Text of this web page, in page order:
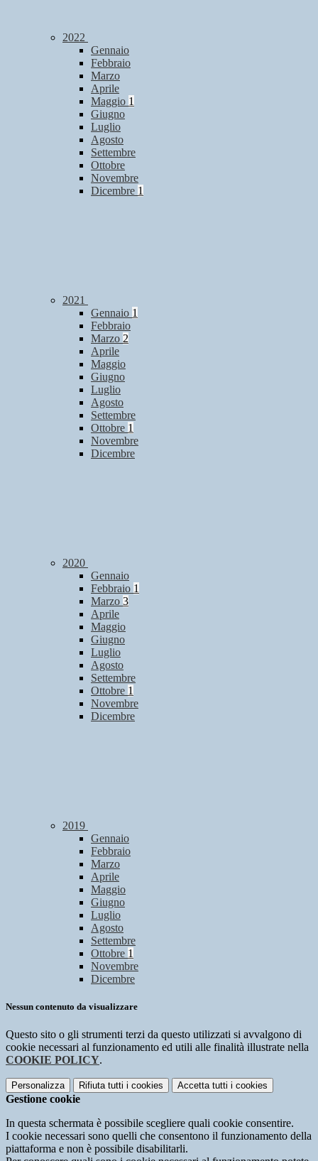
2022
Gennaio
Febbraio
Marzo
Aprile
Maggio 1
Giugno
Luglio
Agosto
Settembre
Ottobre
Novembre
Dicembre 1
2021
Gennaio 1
Febbraio
Marzo 2
Aprile
Maggio
Giugno
Luglio
Agosto
Settembre
Ottobre 1
Novembre
Dicembre
2020
Gennaio
Febbraio 1
Marzo 3
Aprile
Maggio
Giugno
Luglio
Agosto
Settembre
Ottobre 1
Novembre
Dicembre
2019
Gennaio
Febbraio
Marzo
Aprile
Maggio
Giugno
Luglio
Agosto
Settembre
Ottobre 1
Novembre
Dicembre
Nessun contenuto da visualizzare
Questo sito o gli strumenti terzi da questo utilizzati si avvalgono di
cookie necessari al funzionamento ed utili alle finalità illustrate nella
COOKIE POLICY.
Personalizza Rifiuta tutti i cookies Accetta tutti i cookies
Gestione cookie
In questa schermata è possibile scegliere quali cookie consentire.
I cookie necessari sono quelli che consentono il funzionamento della
piattaforma e non è possibile disabilitarli.